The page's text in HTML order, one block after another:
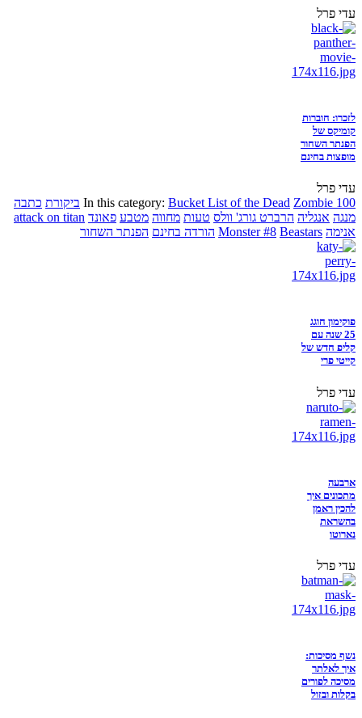
עדי פרל
לזכרו: חוברות
קומיקס של
הפנתר השחור
מופצות בחינם
עדי פרל
In this category: Bucket List of the Dead Zombie 100 ביקורת כתבה
מנגה אנגליה הרברט גורג' וולס טעות מחווה מטבע פאונד attack on titan
אנימה
Monster #8 Beastars הורדה בחינם הפנתר השחור
פוקימון חוגג
25 שנה עם
קליפ חדש של
קייטי פרי
עדי פרל
ארבעה
מתכונים איך
להכין ראמן
בהשראת
נארוטו
עדי פרל
נשף מסיכות:
איך לאלתר
מסיכה לפורים
בקלות ובזול